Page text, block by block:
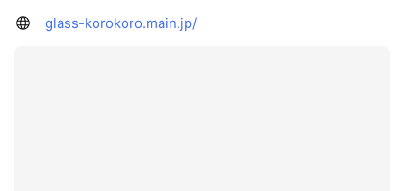
glass-korokoro.main.jp/